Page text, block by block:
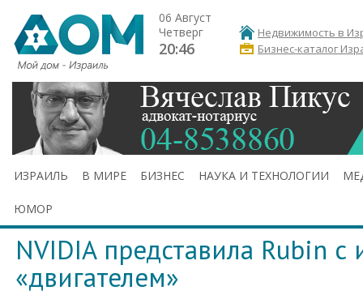
06 Август
Четверг
20:46
Недвижимость в
Бизнес-каталог
ИЗРАИЛЬ В МИРЕ БИЗНЕС НАУКА И ТЕХНОЛОГИИ
ЮМОР
NVIDIA представила Rubin с
«двигателем»